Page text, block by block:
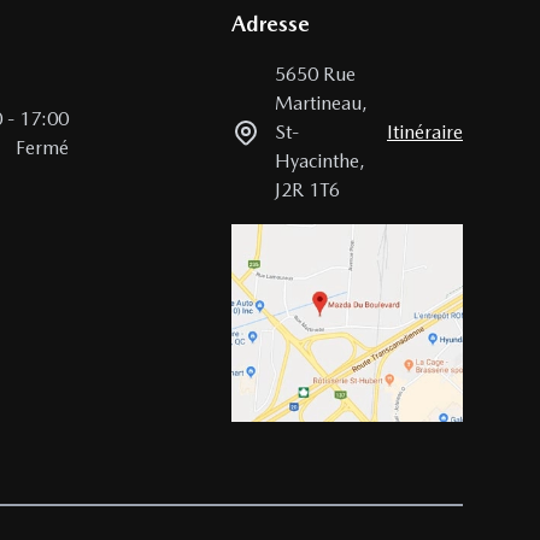
- 17:00
Fermé
Adresse
5650 Rue
Martineau,
St-
Hyacinthe,
J2R 1T6
Itinéraire